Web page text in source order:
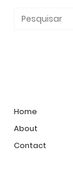
Home
About
Contact